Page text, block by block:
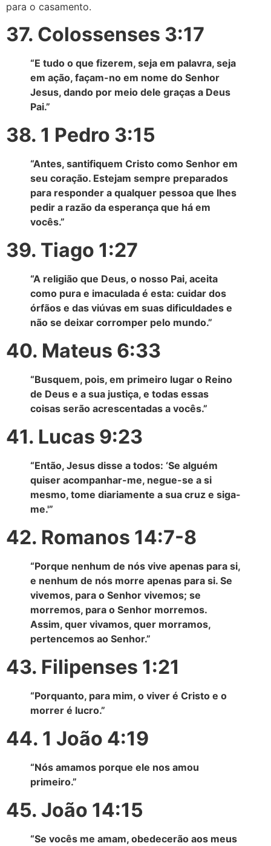
para o casamento.
37. Colossenses 3:17
“E tudo o que fizerem, seja em palavra, seja
em ação, façam-no em nome do Senhor
Jesus, dando por meio dele graças a Deus
Pai.”
38. 1 Pedro 3:15
“Antes, santifiquem Cristo como Senhor em
seu coração. Estejam sempre preparados
para responder a qualquer pessoa que lhes
pedir a razão da esperança que há em
vocês.”
39. Tiago 1:27
“A religião que Deus, o nosso Pai, aceita
como pura e imaculada é esta: cuidar dos
órfãos e das viúvas em suas dificuldades e
não se deixar corromper pelo mundo.”
40. Mateus 6:33
“Busquem, pois, em primeiro lugar o Reino
de Deus e a sua justiça, e todas essas
coisas serão acrescentadas a vocês.”
41. Lucas 9:23
“Então, Jesus disse a todos: ‘Se alguém
quiser acompanhar-me, negue-se a si
mesmo, tome diariamente a sua cruz e siga-
me.'”
42. Romanos 14:7-8
“Porque nenhum de nós vive apenas para si,
e nenhum de nós morre apenas para si. Se
vivemos, para o Senhor vivemos; se
morremos, para o Senhor morremos.
Assim, quer vivamos, quer morramos,
pertencemos ao Senhor.”
43. Filipenses 1:21
“Porquanto, para mim, o viver é Cristo e o
morrer é lucro.”
44. 1 João 4:19
“Nós amamos porque ele nos amou
primeiro.”
45. João 14:15
“Se vocês me amam, obedecerão aos meus